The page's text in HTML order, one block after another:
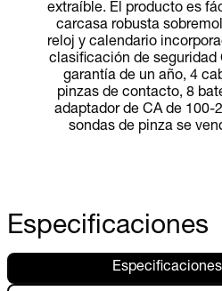
extraíble. El producto es
carcasa robusta
reloj y calendario
clasificación de seguridad
garantía de un año, 4
pinzas de contacto, 8
adaptador de CA de 100-
sondas de pinza se
Especificaciones